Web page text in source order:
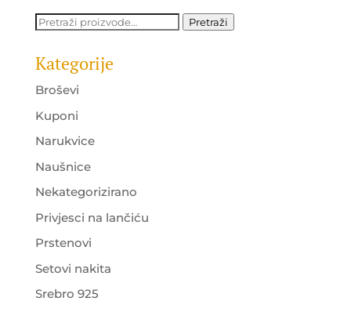
Pretraži: Pretraži
Kategorije
Broševi
Kuponi
Narukvice
Naušnice
Nekategorizirano
Privjesci na lančiću
Prstenovi
Setovi nakita
Srebro 925